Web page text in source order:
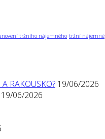
tržního nájemného tržní nájemné
RAKOUSKO? 19/06/2026
19/06/2026